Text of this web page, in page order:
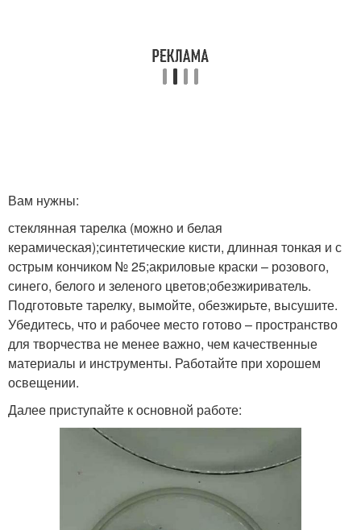
Вам нужны:
стеклянная тарелка (можно и белая
керамическая);синтетические кисти, длинная тонкая и с
острым кончиком № 25;акриловые краски – розового,
синего, белого и зеленого цветов;обезжириватель.
Подготовьте тарелку, вымойте, обезжирьте, высушите.
Убедитесь, что и рабочее место готово – пространство
для творчества не менее важно, чем качественные
материалы и инструменты. Работайте при хорошем
освещении.
Далее приступайте к основной работе: